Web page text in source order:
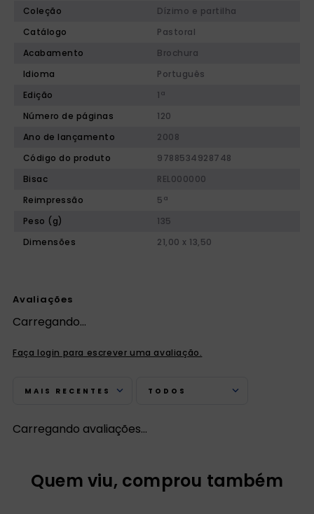
Coleção
Dízimo e partilha
Catálogo
Pastoral
Acabamento
Brochura
Idioma
Português
Edição
1ª
Número de páginas
120
Ano de lançamento
2008
Código do produto
9788534928748
Bisac
REL000000
Reimpressão
5ª
Peso (g)
135
Dimensões
21,00 x 13,50
Avaliações
Carregando…
Faça login para escrever uma avaliação.
MAIS RECENTES TODOS
Carregando avaliações…
Quem viu, comprou também